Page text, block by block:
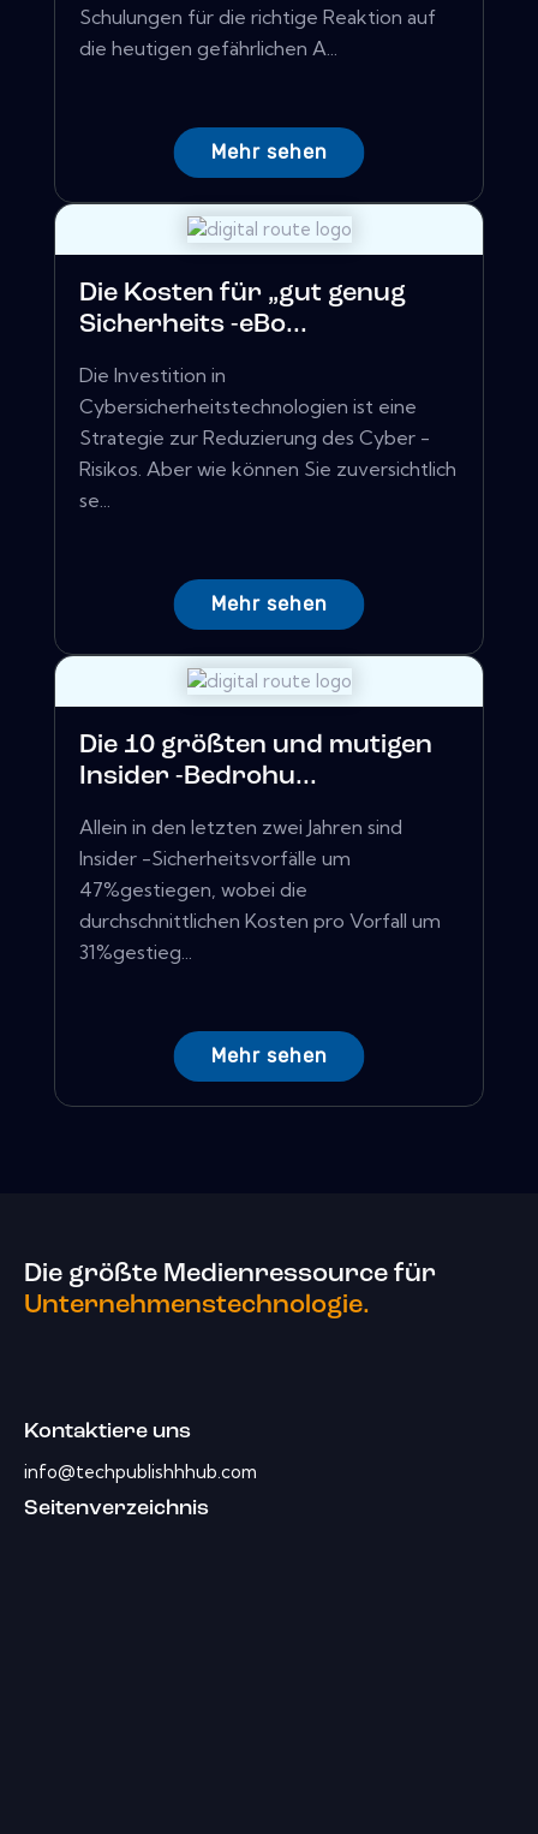
Schulungen für die richtige Reaktion auf
die heutigen gefährlichen A...
Mehr sehen
Die Kosten für „gut genug
Sicherheits -eBo...
Die Investition in
Cybersicherheitstechnologien ist eine
Strategie zur Reduzierung des Cyber ​​-
Risikos. Aber wie können Sie zuversichtlich
se...
Mehr sehen
Die 10 größten und mutigen
Insider -Bedrohu...
Allein in den letzten zwei Jahren sind
Insider -Sicherheitsvorfälle um
47%gestiegen, wobei die
durchschnittlichen Kosten pro Vorfall um
31%gestieg...
Mehr sehen
Die größte Medienressource für
Unternehmenstechnologie.
Kontaktiere uns
info@techpublishhhub.com
Seitenverzeichnis